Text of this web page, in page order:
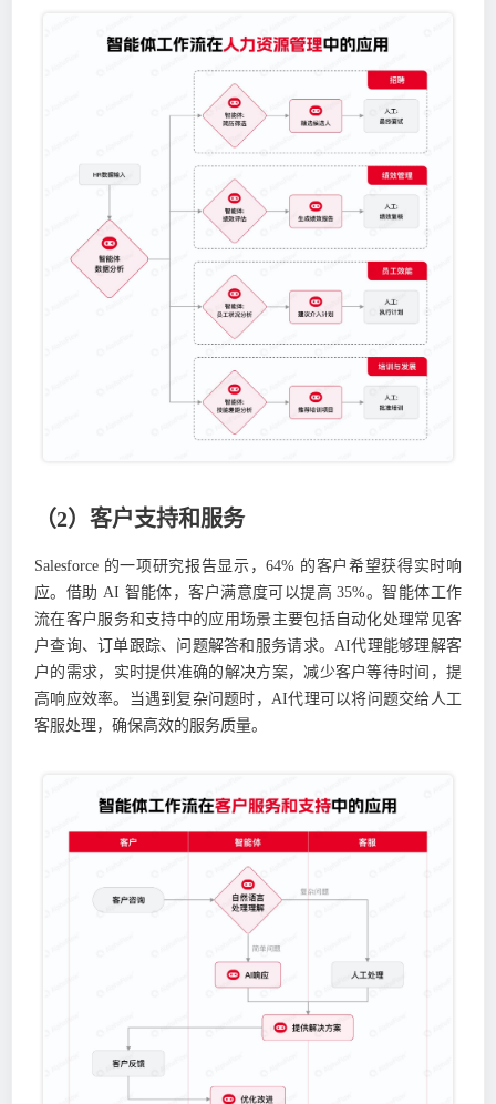
（2）客户支持和服务
Salesforce 的一项研究报告显示，64% 的客户希望获得实时响
应。借助 AI 智能体，客户满意度可以提高 35%。智能体工作
流在客户服务和支持中的应用场景主要包括自动化处理常见客
户查询、订单跟踪、问题解答和服务请求。AI代理能够理解客
户的需求，实时提供准确的解决方案，减少客户等待时间，提
高响应效率。当遇到复杂问题时，AI代理可以将问题交给人工
客服处理，确保高效的服务质量。